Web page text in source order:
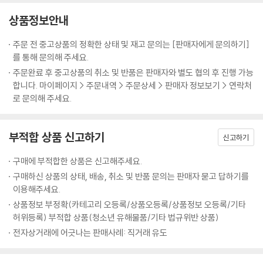
에 대해 어떻게 생각하는지 파악하려면 시간, 인내, 지루함, 백일몽, 발견
에 대한 기대가 필요하다. 이것들이 없다면 우리는 그저 시간을 죽이고 있
는 것이다.
--- p.169
철학자 로버트 노직은 그의 책 《아나키에서 유토피아로》 에서 간단한 질문
가? 대부분의 사람이 “아니오”라고 답하리라는 것이 일반적인 믿음이었
제로 하는 것을 원한다”고 주장했다. “우리는 특정한 방식으로, 특정한 사
람이 되기를 바란다.” 그는 기계에 연결하는 것을 “일종의 자살”에 비유했
다.
--- p.265
이 매끄러운 세계는 우리가 살고 싶은 곳인가
: 기술과 자본이 만든 ‘안전한 유토피아’
기술로 매개된 경험이 직접 경험을 압도하게 된 원인은 크게 두 가지다. 하
나는 ‘매끄러움’과 ‘최적화’를 선호하는 기술 사용자들의 선호이고, 다른 하
나는 기술을 설계한 빅테크 기업들의 이익 추구다. 현실 세계는 혼란과 마
서 자신의 시도가 실패할 가능성이 존재한다. 데이터를 통해서 최적화된
기술 경험은 다르다. 기술 세계는 사용자가 실패할 가능성이 최소화된, 현
실에는 존재하지 않는 유토피아다. 기술 사용자들은 이 매끄러운 세계에서
고통과 실패가 삭제된 경험으로 실제 경험을 대체한다. 체계화되지 않은
현실의 경험보다 균질화된 매개 경험이 더 가치 있게 여겨진다.
이에 더해, 저자는 우리가 빅테크 기업들이 기술을 발전시키는 이유를 망
각했다는 점을 지적한다. 그 목표란 이윤 추구다. 빅테크 기업들은 자신들
의 이윤을 추구하기 위해서 기술 사용자들에게 유토피아와 같은 세계를 약
상품정보안내
주문 전 중고상품의 정확한 상태 및 재고 문의는 [판매자에게 문의하기]
를 통해 문의해 주세요.
주문완료 후 중고상품의 취소 및 반품은 판매자와 별도 협의 후 진행 가능
합니다. 마이페이지 > 주문내역 > 주문상세 > 판매자 정보보기 > 연락처
로 문의해 주세요.
부적합 상품 신고하기 신고하기
구매에 부적합한 상품은 신고해주세요.
구매하신 상품의 상태, 배송, 취소 및 반품 문의는 판매자 묻고 답하기를
이용해주세요.
상품정보 부정확(카테고리 오등록/상품오등록/상품정보 오등록/기타
허위등록) 부적합 상품(청소년 유해물품/기타 법규위반 상품)
전자상거래에 어긋나는 판매사례: 직거래 유도